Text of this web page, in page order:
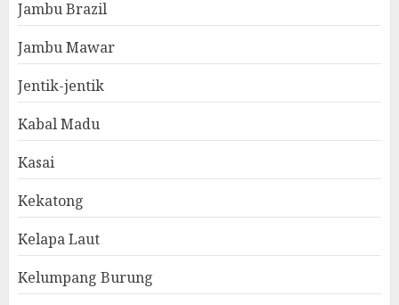
Jambu Brazil
Jambu Mawar
Jentik-jentik
Kabal Madu
Kasai
Kekatong
Kelapa Laut
Kelumpang Burung